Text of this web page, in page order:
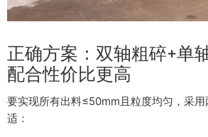
正确方案：双轴粗碎+单
配合性价比更高
要实现所有出料≤50mm且粒度均匀，采用
适：